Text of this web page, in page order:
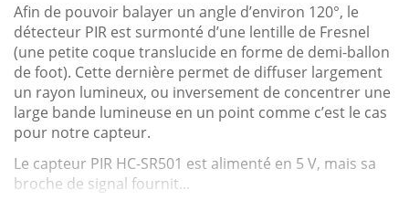
Afin de pouvoir balayer un angle d’environ 120°, le
détecteur PIR est surmonté d’une lentille de Fresnel
(une petite coque translucide en forme de demi-ballon
de foot). Cette dernière permet de diffuser largement
un rayon lumineux, ou inversement de concentrer une
large bande lumineuse en un point comme c’est le cas
pour notre capteur.
Le capteur PIR HC-SR501 est alimenté en 5 V, mais sa
broche de signal fournit...